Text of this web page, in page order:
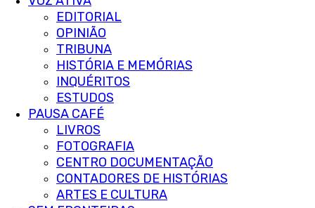
EDITORIAL
OPINIÃO
TRIBUNA
HISTÓRIA E MEMÓRIAS
INQUÉRITOS
ESTUDOS
PAUSA CAFÉ
LIVROS
FOTOGRAFIA
CENTRO DOCUMENTAÇÃO
CONTADORES DE HISTÓRIAS
ARTES E CULTURA